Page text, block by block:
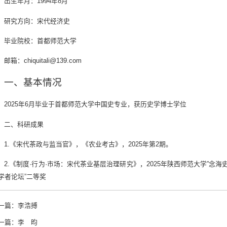
研究方向：宋代经济史
毕业院校：首都师范大学
邮箱：chiquitali@139.com
一、基本情况
2025年6月毕业于首都师范大学中国史专业，获历史学博士学位
二、科研成果
1.《宋代茶政与监当官》，《农业考古》，2025年第2期。
2.《制度·行为·市场：宋代茶业基层治理研究》，2025年陕西师范大学”念
者论坛”二等奖
篇： 李浩搏
篇： 李 昀